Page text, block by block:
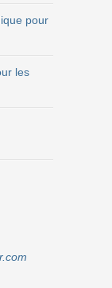
pour
les